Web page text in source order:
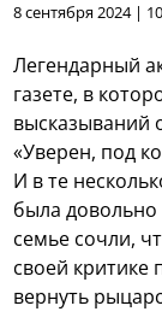
8 сентября 2024 |
Легендарный
газете, в
высказываний
«Уверен, под
И в те
была довольно
семье сочли,
своей критике
вернуть